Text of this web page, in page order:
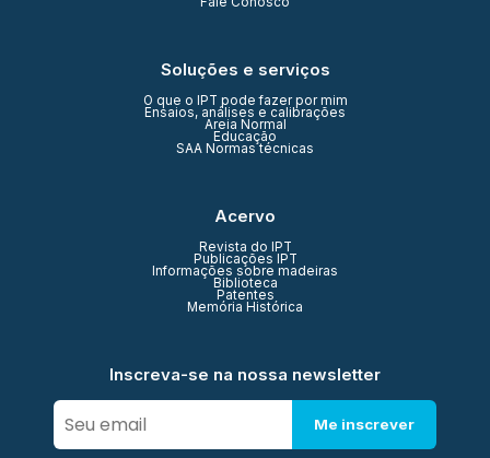
Soluções e serviços
O que o IPT pode fazer por mim
Ensaios, análises e calibrações
Areia Normal
Educação
SAA Normas técnicas
Acervo
Revista do IPT
Publicações IPT
Informações sobre madeiras
Biblioteca
Patentes
Memória Histórica
Inscreva-se na nossa newsletter
Me inscrever